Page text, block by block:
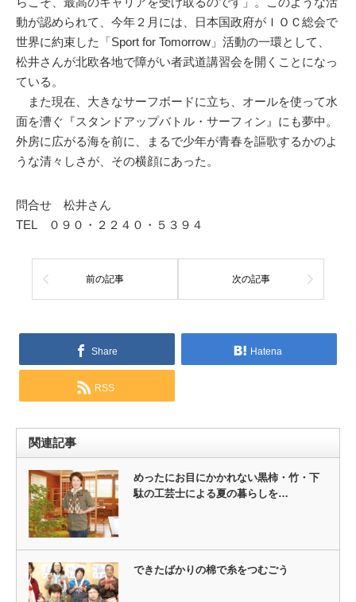
動が認められて、今年２月には、日本国政府がＩＯＣ総会で
世界に約束した「Sport for Tomorrow」活動の一環として、
松井さんが北欧各地で障がい者武道講習会を開くことになっ
ている。
また現在、大きなサーフボードに立ち、オールを使って水
面を漕ぐ『スタンドアップバトル・サーフィン』にも夢中。
外房に広がる海を前に、まるで少年が青春を謳歌するかのよ
うな清々しさが、その横顔にあった。
問合せ 松井さん
TEL ０９０・２２４０・５３９４
前の記事 次の記事
Share Hatena
RSS
関連記事
めったにお目にかかれない黒柿・竹・下
駄の工芸士による夏の暮らしを…
できたばかりの棉で糸をつむごう